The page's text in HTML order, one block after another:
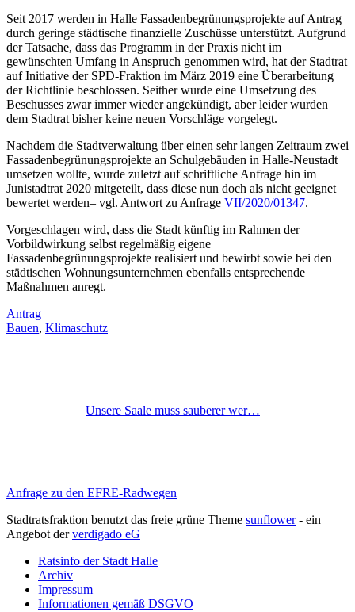
Seit 2017 werden in Halle Fassadenbegrünungsprojekte auf Antrag
durch geringe städtische finanzielle Zuschüsse unterstützt. Aufgrund
der Tatsache, dass das Programm in der Praxis nicht im
gewünschten Umfang in Anspruch genommen wird, hat der Stadtrat
auf Initiative der SPD-Fraktion im März 2019 eine Überarbeitung
der Richtlinie beschlossen. Seither wurde eine Umsetzung des
Beschusses zwar immer wieder angekündigt, aber leider wurden
dem Stadtrat bisher keine neuen Vorschläge vorgelegt.
Nachdem die Stadtverwaltung über einen sehr langen Zeitraum zwei
Fassadenbegrünungsprojekte an Schulgebäuden in Halle-Neustadt
umsetzen wollte, wurde zuletzt auf schriftliche Anfrage hin im
Junistadtrat 2020 mitgeteilt, dass diese nun doch als nicht geeignet
bewertet werden– vgl. Antwort zu Anfrage VII/2020/01347.
Vorgeschlagen wird, dass die Stadt künftig im Rahmen der
Vorbildwirkung selbst regelmäßig eigene
Fassadenbegrünungsprojekte realisiert und bewirbt sowie bei den
städtischen Wohnungsunternehmen ebenfalls entsprechende
Maßnahmen anregt.
Antrag
Bauen, Klimaschutz
Unsere Saale muss sauberer wer…
Anfrage zu den EFRE-Radwegen
Stadtratsfraktion benutzt das freie grüne Theme sunflower‐ ein
Angebot derverdigado eG
Ratsinfo der Stadt Halle
Archiv
Impressum
Informationen gemäß DSGVO